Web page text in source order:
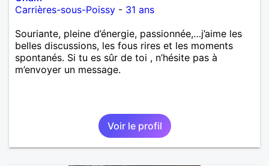
Carrières-sous-Poissy - 31 ans
Souriante, pleine d’énergie, passionnée,…j’aime les
belles discussions, les fous rires et les moments
spontanés. Si tu es sûr de toi , n’hésite pas à
m’envoyer un message.
Voir le profil